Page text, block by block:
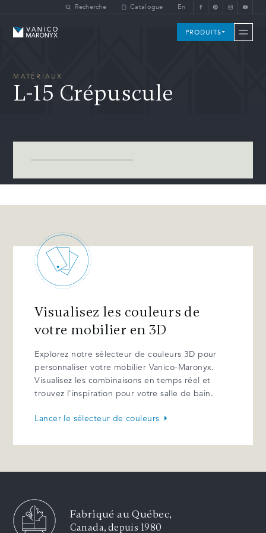
Skip to main contentRecherche Catalogue En
Vanico-Maronyx PRODUITS
MATÉRIAUX
L-15 Crépuscule
Visualisez les couleurs de
votre mobilier en 3D
Explorez notre sélecteur de couleurs 3D pour
personnaliser votre mobilier Vanico-Maronyx.
Visualisez les combinaisons en temps réel et
trouvez l'inspiration pour votre salle de bain.
Lancer le sélecteur de couleurs
Fabriqué au Québec,
Canada, depuis 1980